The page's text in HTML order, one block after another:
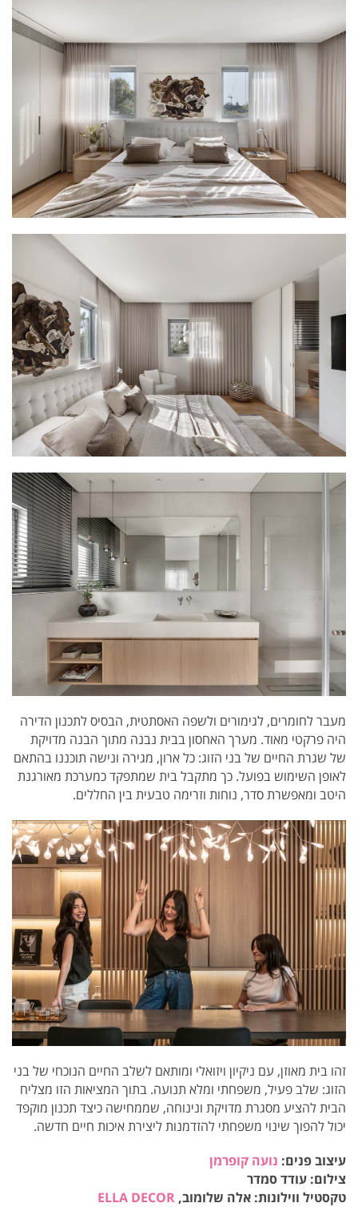
מעבר לחומרים, לגימורים ולשפה האסתטית, הבסיס לתכנון הדירה
היה פרקטי מאוד. מערך האחסון בבית נבנה מתוך הבנה מדויקת
של שגרת החיים של בני הזוג: כל ארון, מגירה ונישה תוכננו בהתאם
לאופן השימוש בפועל. כך מתקבל בית שמתפקד כמערכת מאורגנת
היטב ומאפשרת סדר, נוחות וזרימה טבעית בין החללים.
זהו בית מאוזן, עם ניקיון ויזואלי ומותאם לשלב החיים הנוכחי של בני
הזוג: שלב פעיל, משפחתי ומלא תנועה. בתוך המציאות הזו מצליח
הבית להציע מסגרת מדויקת ונינוחה, שממחישה כיצד תכנון מוקפד
יכול להפוך שינוי משפחתי להזדמנות ליצירת איכות חיים חדשה.
עיצוב פנים: נועה קופרמן
צילום: עודד סמדר
טקסטיל ווילונות: אלה שלומוב, ELLA DECOR